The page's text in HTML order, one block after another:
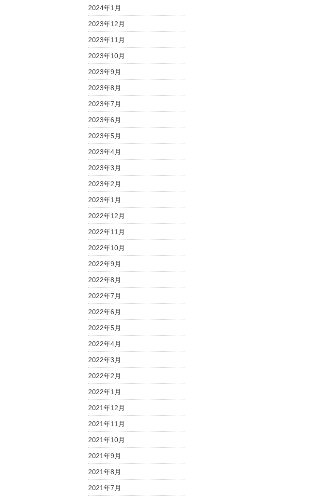
2024年1月
2023年12月
2023年11月
2023年10月
2023年9月
2023年8月
2023年7月
2023年6月
2023年5月
2023年4月
2023年3月
2023年2月
2023年1月
2022年12月
2022年11月
2022年10月
2022年9月
2022年8月
2022年7月
2022年6月
2022年5月
2022年4月
2022年3月
2022年2月
2022年1月
2021年12月
2021年11月
2021年10月
2021年9月
2021年8月
2021年7月